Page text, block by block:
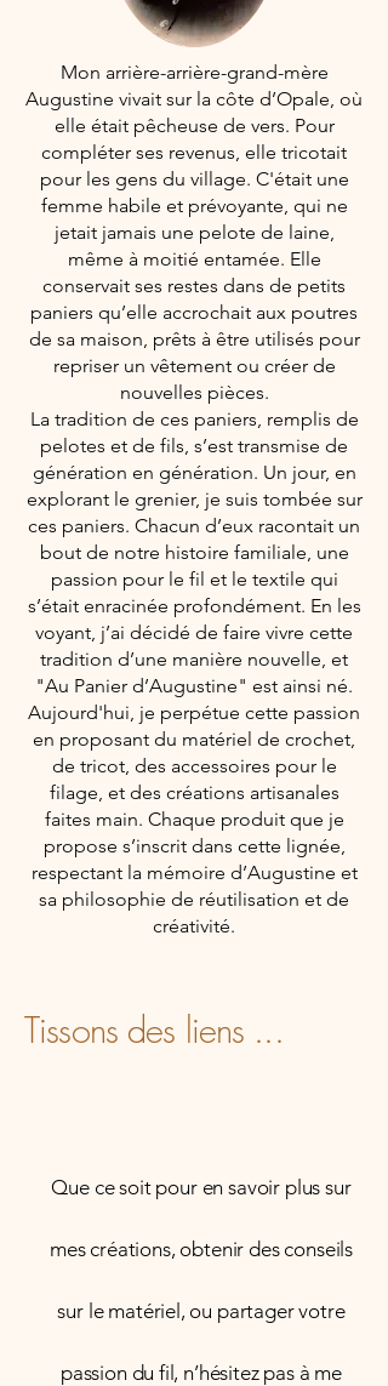
Mon arrière-arrière-grand-mère
Augustine vivait sur la côte d’Opale, où
elle était pêcheuse de vers. Pour
compléter ses revenus, elle tricotait
pour les gens du village. C'était une
femme habile et prévoyante, qui ne
jetait jamais une pelote de laine,
même à moitié entamée. Elle
conservait ses restes dans de petits
paniers qu’elle accrochait aux poutres
de sa maison, prêts à être utilisés pour
repriser un vêtement ou créer de
nouvelles pièces.
La tradition de ces paniers, remplis de
pelotes et de fils, s’est transmise de
génération en génération. Un jour, en
explorant le grenier, je suis tombée sur
ces paniers. Chacun d’eux racontait un
bout de notre histoire familiale, une
passion pour le fil et le textile qui
s’était enracinée profondément. En les
voyant, j’ai décidé de faire vivre cette
tradition d’une manière nouvelle, et
"Au Panier d’Augustine" est ainsi né.
Aujourd'hui, je perpétue cette passion
en proposant du matériel de crochet,
de tricot, des accessoires pour le
filage, et des créations artisanales
faites main. Chaque produit que je
propose s’inscrit dans cette lignée,
respectant la mémoire d’Augustine et
sa philosophie de réutilisation et de
créativité.
Tissons des liens ...
Que ce soit pour en savoir plus sur
mes créations, obtenir des conseils
sur le matériel, ou partager votre
passion du fil, n’hésitez pas à me